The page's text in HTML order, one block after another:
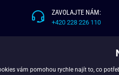
ZAVOLAJTE NÁM:
+420 228 226 110
vám pomohou rychle najít to, co